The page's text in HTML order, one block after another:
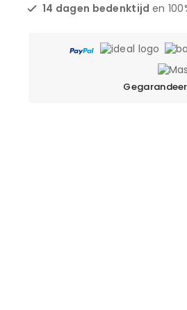
14 dagen bedenktijd en